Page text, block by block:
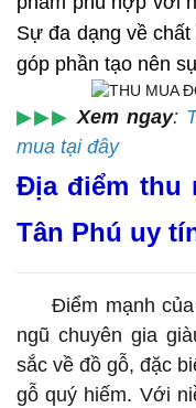
Sự đa dạng về
góp phần tạo nên
▶▶▶ Xem ngay:
mua tại đây
Địa điểm thu
Tân Phú uy
Điểm mạnh của
ngũ chuyên gia
sắc về đồ gỗ, đặc
gỗ quý hiếm. Với